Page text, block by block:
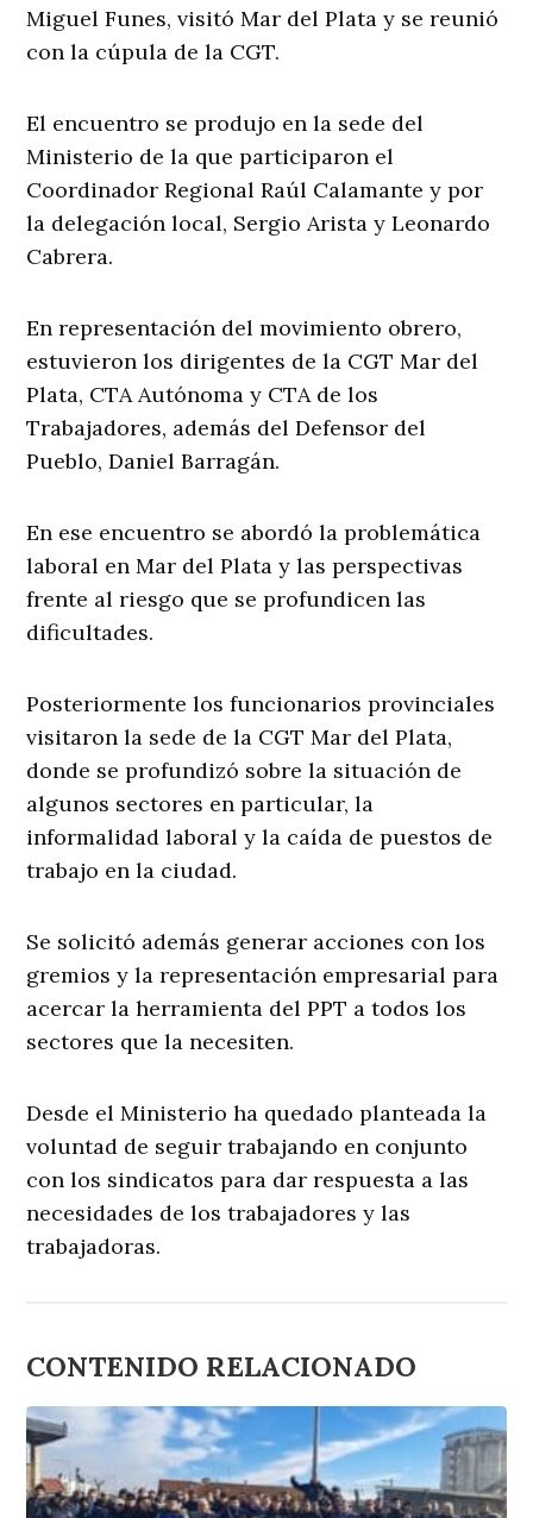
Miguel Funes, visitó Mar del Plata y se reunió
con la cúpula de la CGT.
El encuentro se produjo en la sede del
Ministerio de la que participaron el
Coordinador Regional Raúl Calamante y por
la delegación local, Sergio Arista y Leonardo
Cabrera.
En representación del movimiento obrero,
estuvieron los dirigentes de la CGT Mar del
Plata, CTA Autónoma y CTA de los
Trabajadores, además del Defensor del
Pueblo, Daniel Barragán.
En ese encuentro se abordó la problemática
laboral en Mar del Plata y las perspectivas
frente al riesgo que se profundicen las
dificultades.
Posteriormente los funcionarios provinciales
visitaron la sede de la CGT Mar del Plata,
donde se profundizó sobre la situación de
algunos sectores en particular, la
informalidad laboral y la caída de puestos de
trabajo en la ciudad.
Se solicitó además generar acciones con los
gremios y la representación empresarial para
acercar la herramienta del PPT a todos los
sectores que la necesiten.
Desde el Ministerio ha quedado planteada la
voluntad de seguir trabajando en conjunto
con los sindicatos para dar respuesta a las
necesidades de los trabajadores y las
trabajadoras.
CONTENIDO RELACIONADO